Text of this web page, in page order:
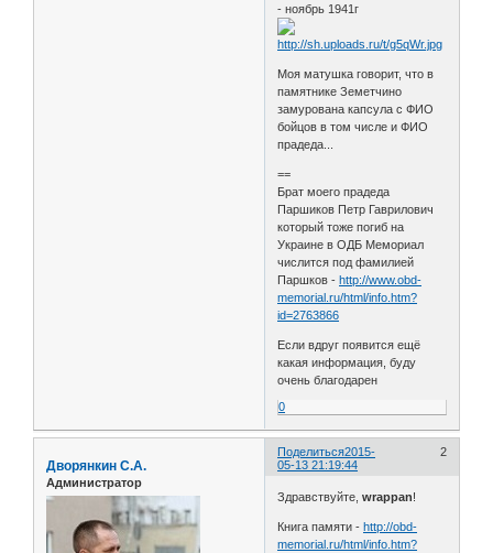
- ноябрь 1941г
Моя матушка говорит, что в
памятнике Земетчино
замурована капсула с ФИО
бойцов в том числе и ФИО
прадеда...
==
Брат моего прадеда
Паршиков Петр Гаврилович
который тоже погиб на
Украине в ОДБ Мемориал
числится под фамилией
Паршков -http://www.obd-
memorial.ru/html/info.htm?
id=2763866
Если вдруг появится ещё
какая информация, буду
очень благодарен
0
Поделиться 2
2015-
05-13 21:19:44
Дворянкин С.А.
Администратор
Здравствуйте,wrappan!
Книга памяти - http://obd-
memorial.ru/html/info.htm?